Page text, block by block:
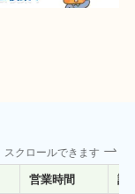
スクロールできます
営業時間
詳